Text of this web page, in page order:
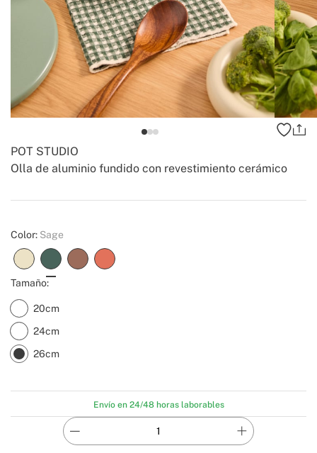
Olla de aluminio fundido con revestimiento cerámico
POT STUDIO
Create
Color: Sage
Tamaño:
20cm
24cm
26cm
Envío en 24/48 horas laborables